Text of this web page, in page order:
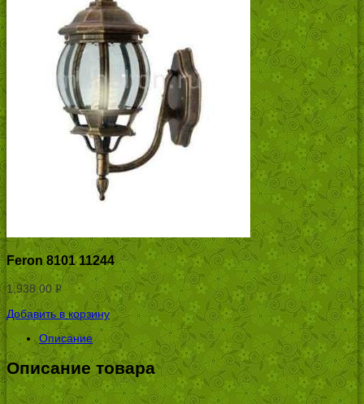
Feron 8101 11244
1,938.00 Р
УБ.
Добавить в корзину
Описание
Описание товара